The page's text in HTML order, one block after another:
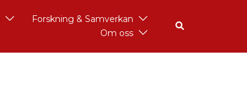
Forskning & Samverkan
Om oss